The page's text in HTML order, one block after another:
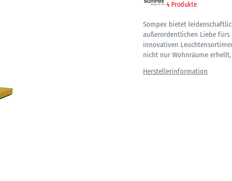
4 Produkte
Sompex bietet
außerordentlichen Liebe
innovativen
nicht nur Wohnräume